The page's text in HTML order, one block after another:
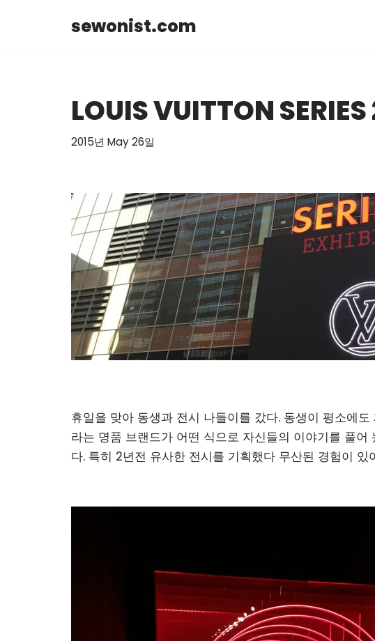
sewonist.com
LOUIS VUITTON SERIES
2015년 May 26일
휴일을 맞아 동생과 전시 나들이를 갔다. 동생이 평소에
라는 명품 브랜드가 어떤 식으로 자신들의 이야기를 풀
다. 특히 2년전 유사한 전시를 기획했다 무산된 경험이 있